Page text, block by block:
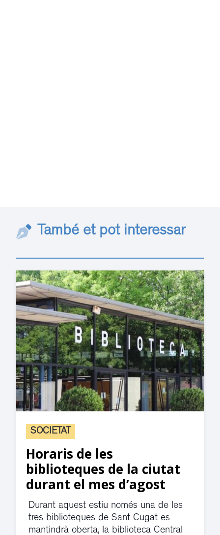
També et pot interessar
SOCIETAT
Horaris de les
biblioteques de la ciutat
durant el mes d’agost
Durant aquest estiu només una de les
tres biblioteques de Sant Cugat es
mantindrà oberta, la biblioteca Central